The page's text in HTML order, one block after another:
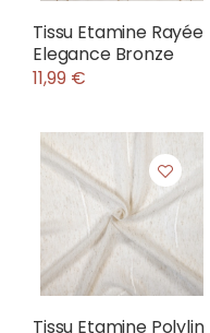
Tissu Etamine Rayée
Elegance Bronze
11,99 €
Tissu Etamine Polylin